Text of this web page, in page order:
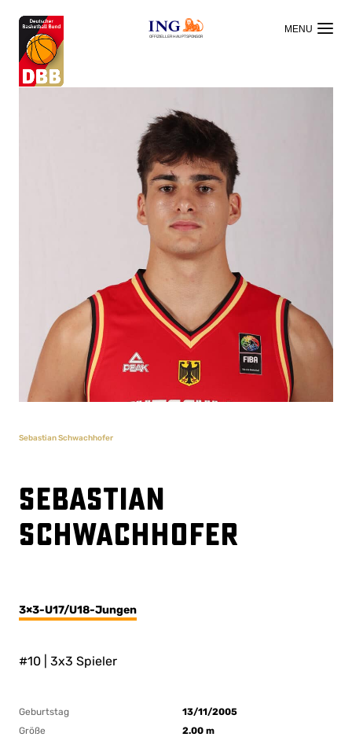
OFFIZIELLER HAUPTSPONSOR
Sebastian Schwachhofer
Sebastian
Schwachhofer
3×3-U17/U18-Jungen
#10 | 3x3 Spieler
Geburtstag
13/11/2005
Größe
2.00 m